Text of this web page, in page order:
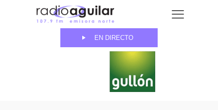
EN DIRECTO